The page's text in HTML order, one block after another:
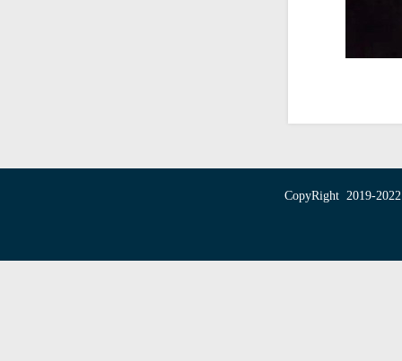
CopyRight 2019-